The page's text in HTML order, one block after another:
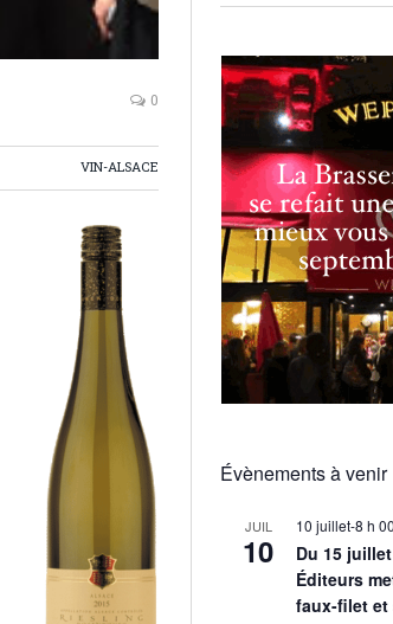
0
VIN-ALSACE
Évènements à venir
JUIL
10
10 juillet-8 h
Du 15
Éditeurs
faux-filet et